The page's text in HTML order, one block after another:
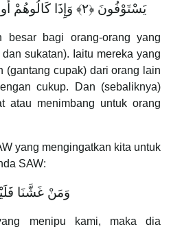
يَسْتَوْفُونَ ‎﴿٢﴾‏ وَإِذَا كَالُوهُمْ أَو وَّزَنُوهُمْ يُخْسِرُونَ ‎﴿٣﴾‏
besar bagi orang-orang yang
sukatan). Iaitu mereka yang
(gantang cupak) dari orang lain
cukup. Dan (sebaliknya)
atau menimbang untuk orang
yang mengingatkan kita untuk
SAW:
وَمَنْ غَشَّنَا
menipu kami, maka dia